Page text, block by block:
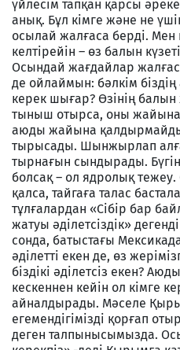
үйлесім тапқан қарсы
анық. Бұл кімге және не
осылай жалғаса берді. Мен
келтірейін – өз балын
Осындай жағдайлар
де ойлаймын: бәлкім
керек шығар? Өзінің
тыныш отырса, оны
аюды жайына
тырысады. Шынжырлап
тырнағын сындырады.
болсақ – ол ядролық
қалса, тайгаға талас
тұлғалардан «Сібір бар
жатуы әділетсіздік»
сонда, батыстағы
әділетті екен де, өз
біздікі әділетсіз екен?
кескеннен кейін ол кімге
айналдырады. Мәселе
егемендігімізді қорғап
деген талпынысымызда.